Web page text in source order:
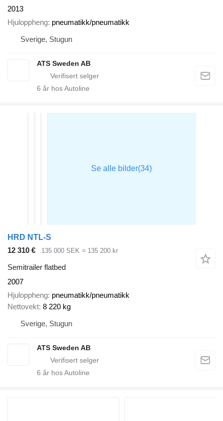
2013
Hjuloppheng pneumatikk/pneumatikk
Sverige, Stugun
ATS Sweden AB
6 år hos Autoline
HRD NTL-S
12 310 €
135 000 SEK ≈ 135 200 kr
Semitrailer flatbed
2007
Hjuloppheng pneumatikk/pneumatikk
Nettovekt 8 220 kg
Sverige, Stugun
ATS Sweden AB
6 år hos Autoline